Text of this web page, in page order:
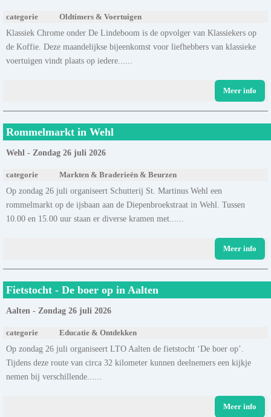
categorie Oldtimers & Voertuigen
Klassiek Chrome onder De Lindeboom is de opvolger van Klassiekers op
de Koffie. Deze maandelijkse bijeenkomst voor liefhebbers van klassieke
voertuigen vindt plaats op iedere......
Meer info
Rommelmarkt in Wehl
Wehl - Zondag 26 juli 2026
categorie Markten & Braderieën & Beurzen
Op zondag 26 juli organiseert Schutterij St. Martinus Wehl een
rommelmarkt op de ijsbaan aan de Diepenbroekstraat in Wehl. Tussen
10.00 en 15.00 uur staan er diverse kramen met......
Meer info
Fietstocht - De boer op in Aalten
Aalten - Zondag 26 juli 2026
categorie Educatie & Ontdekken
Op zondag 26 juli organiseert LTO Aalten de fietstocht ‘De boer op’.
Tijdens deze route van circa 32 kilometer kunnen deelnemers een kijkje
nemen bij verschillende......
Meer info